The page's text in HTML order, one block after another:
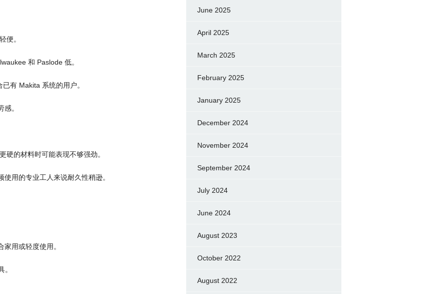
便。
和 Paslode 低。
有 Makita 系统的用户。
。
硬的材料时可能表现不够强劲。
用的专业工人来说耐久性稍逊。
用或轻度使用。
June 2025
April 2025
March 2025
February 2025
January 2025
December 2024
November 2024
September 2024
July 2024
June 2024
August 2023
October 2022
August 2022